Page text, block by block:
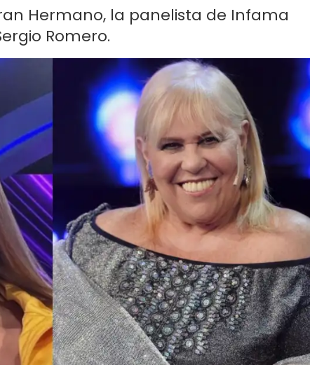
Hermano, la panelista de Infama
Romero.